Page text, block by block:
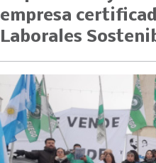
empresa
Laborales